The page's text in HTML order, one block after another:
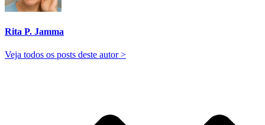
Rita P. Jamma
Veja todos os posts deste autor >